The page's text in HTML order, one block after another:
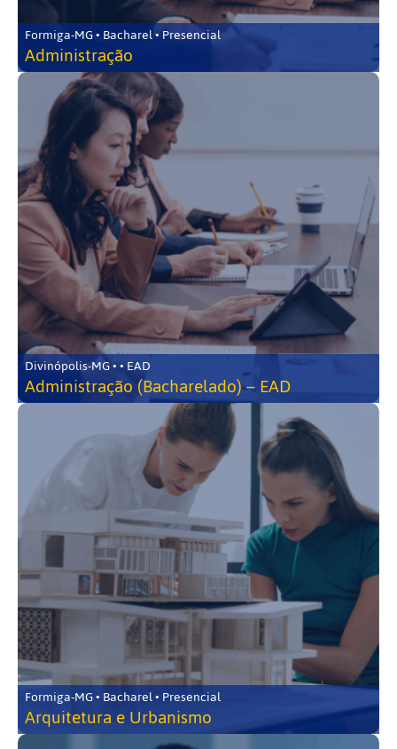
Formiga-MG • Bacharel • Presencial
Administração
Divinópolis-MG • • EAD
Administração (Bacharelado) – EAD
Formiga-MG • Bacharel • Presencial
Arquitetura e Urbanismo